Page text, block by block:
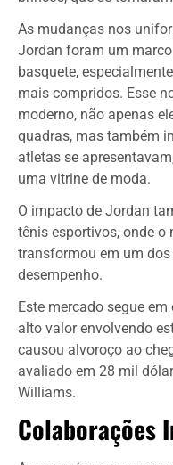
As mudanças nos
Jordan foram um
basquete,
mais compridos. Esse
moderno, não apenas
quadras, mas também
atletas se
uma vitrine de moda.
O impacto de Jordan
tênis esportivos, onde o
transformou em um
desempenho.
Este mercado segue
alto valor envolvendo
causou alvoroço ao
avaliado em 28 mil
Williams.
Colaborações